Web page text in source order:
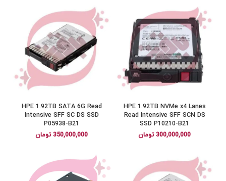
HPE 1.92TB NVMe x4 Lanes
Read Intensive SFF SCN DS
SSD P10210-B21
300,000,000 تومان
HPE 1.92TB SATA 6G Read
Intensive SFF SC DS SSD
P05938-B21
350,000,000 تومان